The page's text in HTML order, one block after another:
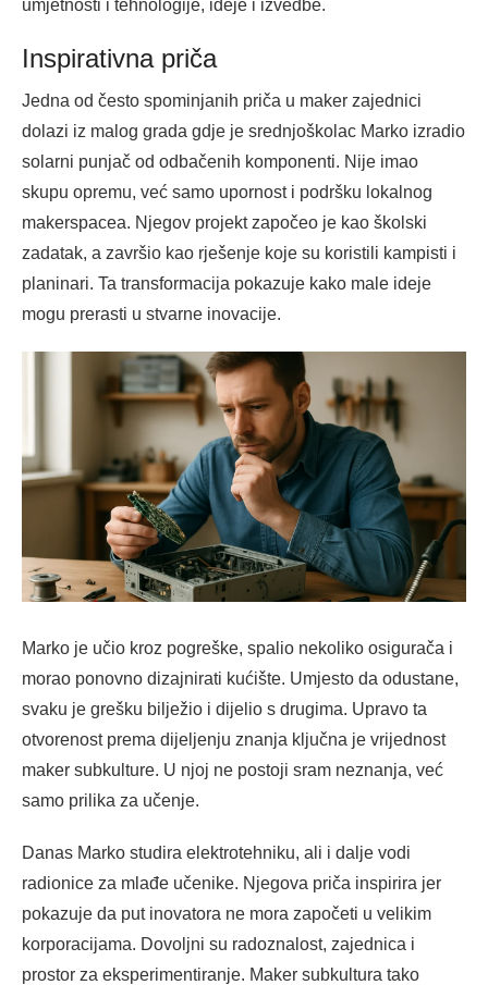
umjetnosti i tehnologije, ideje i izvedbe.
Inspirativna priča
Jedna od često spominjanih priča u maker zajednici
dolazi iz malog grada gdje je srednjoškolac Marko izradio
solarni punjač od odbačenih komponenti. Nije imao
skupu opremu, već samo upornost i podršku lokalnog
makerspacea. Njegov projekt započeo je kao školski
zadatak, a završio kao rješenje koje su koristili kampisti i
planinari. Ta transformacija pokazuje kako male ideje
mogu prerasti u stvarne inovacije.
Marko je učio kroz pogreške, spalio nekoliko osigurača i
morao ponovno dizajnirati kućište. Umjesto da odustane,
svaku je grešku bilježio i dijelio s drugima. Upravo ta
otvorenost prema dijeljenju znanja ključna je vrijednost
maker subkulture. U njoj ne postoji sram neznanja, već
samo prilika za učenje.
Danas Marko studira elektrotehniku, ali i dalje vodi
radionice za mlađe učenike. Njegova priča inspirira jer
pokazuje da put inovatora ne mora započeti u velikim
korporacijama. Dovoljni su radoznalost, zajednica i
prostor za eksperimentiranje. Maker subkultura tako